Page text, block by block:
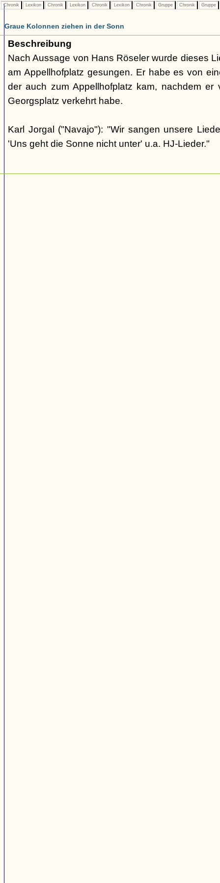
Chronik Lexikon Chronik Lexikon Chronik Lexikon Chronik Gruppe Chronik Gruppe
Graue Kolonnen ziehen in der Sonn
Beschreibung
Nach Aussage von Hans Röseler wurde dieses
am Appellhofplatz gesungen. Er habe es von
der auch zum Appellhofplatz kam, nachdem er
Georgsplatz verkehrt habe.
Karl Jorgal ("Navajo"): "Wir sangen unsere
'Uns geht die Sonne nicht unter' u.a. HJ-Lieder."